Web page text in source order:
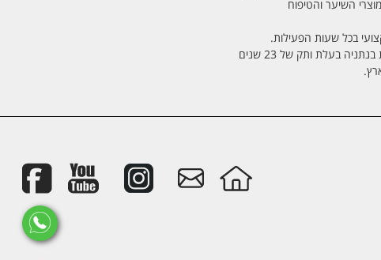
בכל שעות הפעילות.
בעלת ותק של 23 שנים